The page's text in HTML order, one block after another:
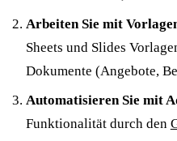
Arbeiten Sie mit
Sheets und Slides
Dokumente (Angebote,
Automatisieren Sie mit
Funktionalität durch den